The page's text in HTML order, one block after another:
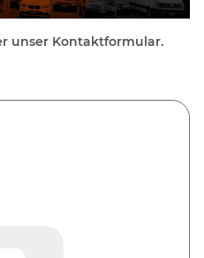
unser Kontaktformular.